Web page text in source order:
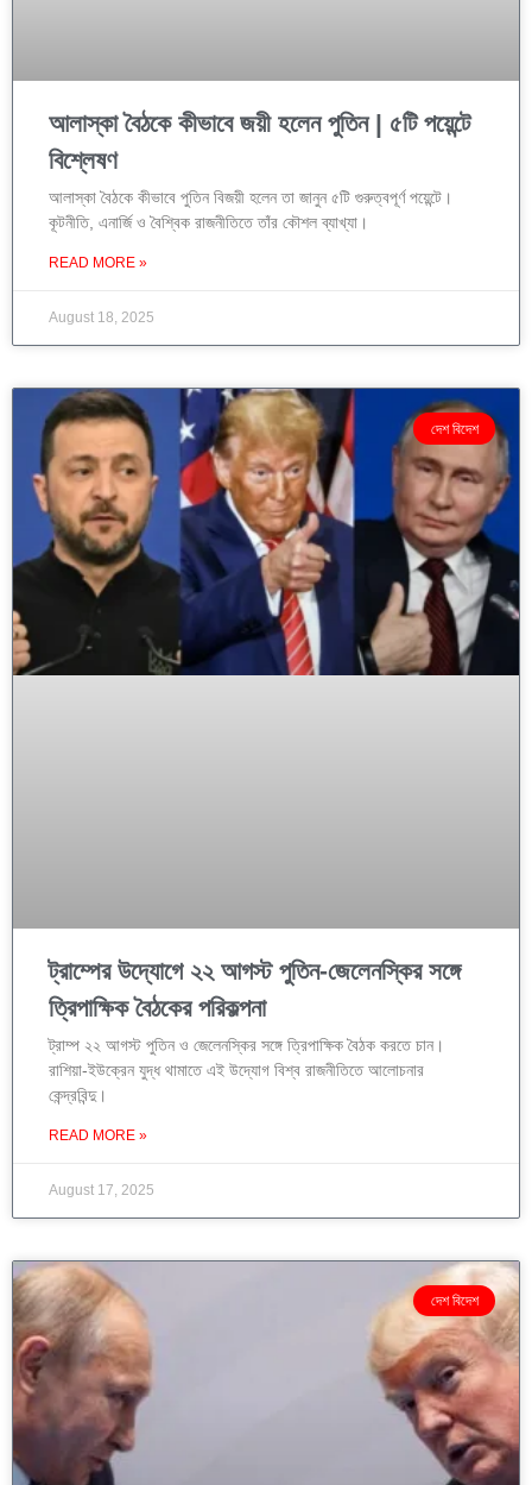
আলাস্কা বৈঠকে কীভাবে জয়ী হলেন পুতিন | ৫টি পয়েন্টে
বিশ্লেষণ
আলাস্কা বৈঠকে কীভাবে পুতিন বিজয়ী হলেন তা জানুন ৫টি গুরুত্বপূর্ণ পয়েন্টে।
কূটনীতি, এনার্জি ও বৈশ্বিক রাজনীতিতে তাঁর কৌশল ব্যাখ্যা।
READ MORE »
August 18, 2025
দেশ বিদেশ
ট্রাম্পের উদ্যোগে ২২ আগস্ট পুতিন-জেলেনস্কির সঙ্গে
ত্রিপাক্ষিক বৈঠকের পরিকল্পনা
ট্রাম্প ২২ আগস্ট পুতিন ও জেলেনস্কির সঙ্গে ত্রিপাক্ষিক বৈঠক করতে চান।
রাশিয়া-ইউক্রেন যুদ্ধ থামাতে এই উদ্যোগ বিশ্ব রাজনীতিতে আলোচনার
কেন্দ্রবিন্দু।
READ MORE »
August 17, 2025
দেশ বিদেশ